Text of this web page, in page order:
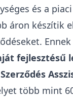
és a
áron készítik
fejlesztésű
Szerződés
több mint